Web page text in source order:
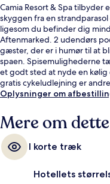
Camia Resort & Spa tilbyder
skyggen fra en
ligesom du befinder dig
Aftenmarked. 2 udendørs
gæster, der er i humør til at
spaen. Spisemulighederne
et godt sted at nyde en
gratis cykeludlejning er
sige om stedets
Oplysninger om
Mere om
I korte træk
Hotellets